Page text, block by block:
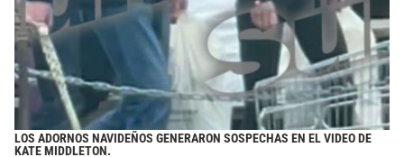
LOS ADORNOS NAVIDEÑOS GENERARON SOSPECHAS EN EL VIDEO DE
KATE MIDDLETON.